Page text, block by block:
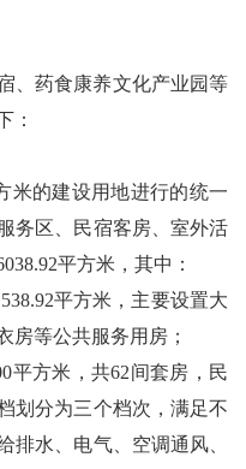
、药食康养文化产业园等
：
米的建设用地进行的统一
务区、民宿客房、室外活
平方米，其中：
平方米，主要设置大
房等公共服务用房；
平方米，共62间套房，民
划分为三个档次，满足不
排水、电气、空调通风、